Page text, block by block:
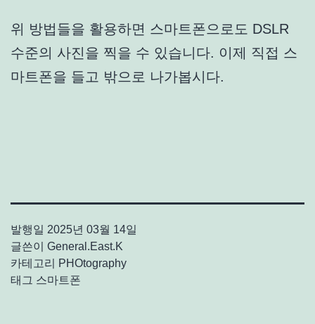
위 방법들을 활용하면 스마트폰으로도 DSLR
수준의 사진을 찍을 수 있습니다. 이제 직접 스
마트폰을 들고 밖으로 나가봅시다.
발행일 2025년 03월 14일
글쓴이 General.East.K
카테고리
PHOtography
태그 스마트폰